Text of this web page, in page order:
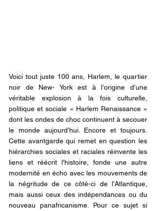
Voici tout juste 100 ans, Harlem, le quartier
noir de New- York est à l’origine d’une
véritable explosion à la fois culturelle,
politique et sociale « Harlem Renaissance »
dont les ondes de choc continuent à secouer
le monde aujourd’hui. Encore et toujours.
Cette avantgarde qui remet en question les
hiérarchies sociales et raciales réinvente les
liens et réécrit l’histoire, fonde une autre
modernité en écho avec les mouvements de
la négritude de ce côté-ci de l’Atlantique,
mais aussi ceux des indépendances ou du
nouveau panafricanisme. Pour ce sujet si